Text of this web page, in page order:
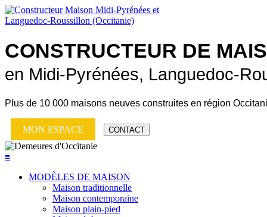
CONSTRUCTEUR DE
en Midi-Pyrénées, Languedoc-
Plus de 10 000 maisons neuves construites en région
MON ESPACE CONTACT
≡
MODÈLES DE MAISON
Maison traditionnelle
Maison contemporaine
Maison plain-pied